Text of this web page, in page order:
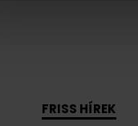
FRISS HÍREK